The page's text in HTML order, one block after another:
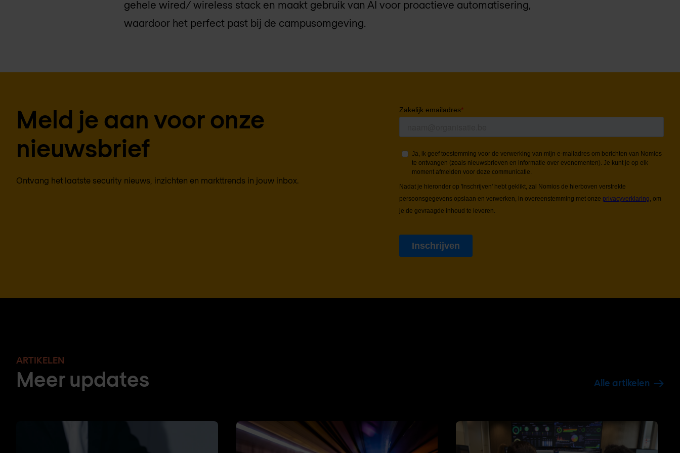
gehele wired/ wireless stack en maakt gebruik van AI voor proactieve automatisering,
waardoor het perfect past bij de campusomgeving.
Meld je aan voor onze
nieuwsbrief
Ontvang het laatste security nieuws, inzichten en markttrends in jouw inbox.
ARTIKELEN
Meer updates Alle artikelen